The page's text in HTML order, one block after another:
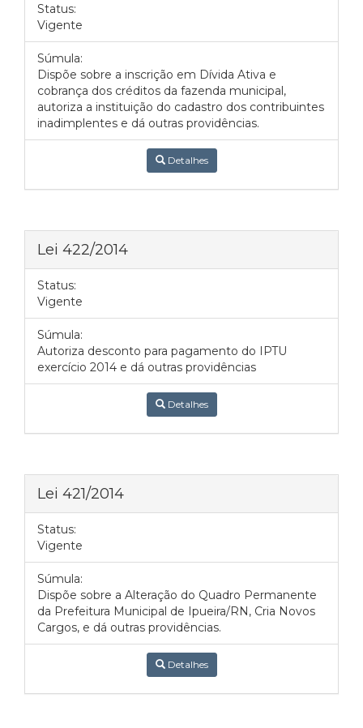
Status:
Vigente
Súmula:
Dispõe sobre a inscrição em Dívida Ativa e
cobrança dos créditos da fazenda municipal,
autoriza a instituição do cadastro dos contribuintes
inadimplentes e dá outras providências.
Detalhes
Lei 422/2014
Status:
Vigente
Súmula:
Autoriza desconto para pagamento do IPTU
exercício 2014 e dá outras providências
Detalhes
Lei 421/2014
Status:
Vigente
Súmula:
Dispõe sobre a Alteração do Quadro Permanente
da Prefeitura Municipal de Ipueira/RN, Cria Novos
Cargos, e dá outras providências.
Detalhes